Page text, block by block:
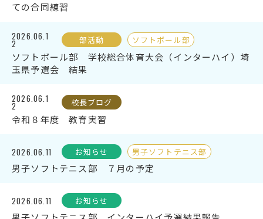
教科ガイド
校長室より
事務室より
在校生の皆さんへ
保護者の方へ
地域の皆様へ
教育関係者の方へ
お問い合わせ
ての合同練習
2026.06.1
2 部活動 ソフトボール部
ソフトボール部 学校総合体育大会（インターハイ）埼
玉県予選会 結果
2026.06.1
2 校長ブログ
令和８年度 教育実習
2026.06.11 お知らせ 男子ソフトテニス部
男子ソフトテニス部 ７月の予定
2026.06.11 お知らせ